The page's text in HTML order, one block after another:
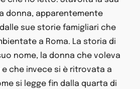
donna, apparentemente
sue storie famigliari che
a Roma. La storia di
nome, la donna che voleva
che invece si è ritrovata a
si legge fin dalla quarta di